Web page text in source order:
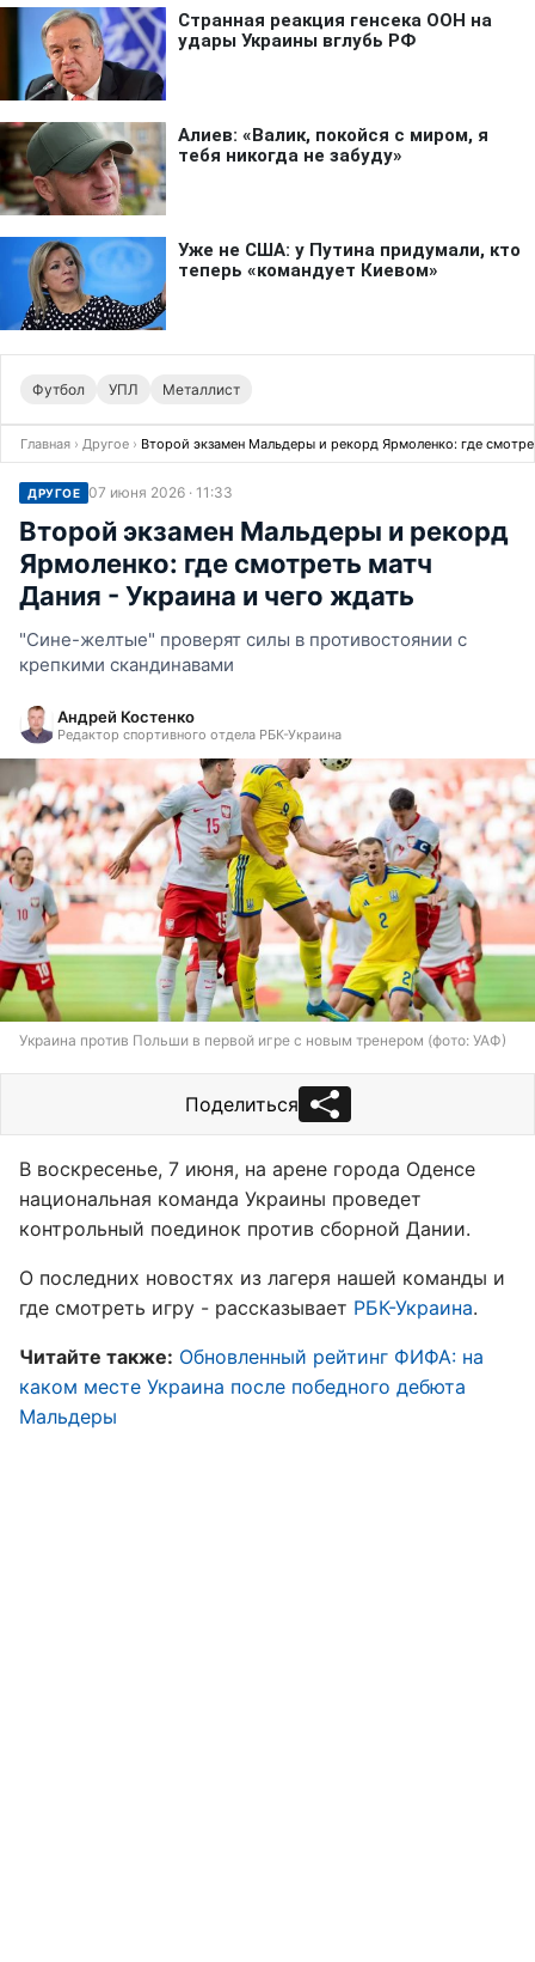
Футбол УПЛ Металлист
Главная › Другое › Второй экзамен Мальдеры и рекорд Ярмоленко: где
ДРУГОЕ 07 июня 2026 · 11:33
Второй экзамен Мальдеры и рекорд
Ярмоленко: где смотреть матч
Дания - Украина и чего ждать
"Сине-желтые" проверят силы в противостоянии с
крепкими скандинавами
Андрей Костенко
Редактор спортивного отдела РБК-Украина
Украина против Польши в первой игре с новым тренером (фото: УАФ)
Поделиться
В воскресенье, 7 июня, на арене города Оденсе
национальная команда Украины проведет
контрольный поединок против сборной Дании.
О последних новостях из лагеря нашей команды и
где смотреть игру - рассказывает РБК-Украина.
Читайте также: Обновленный рейтинг ФИФА: на
каком месте Украина после победного дебюта
Мальдеры